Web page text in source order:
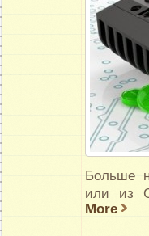
Больше
или из
More